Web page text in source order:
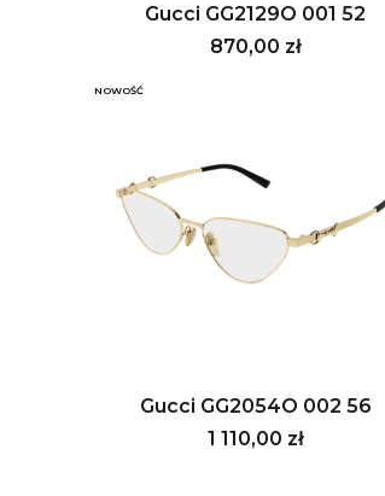
Gucci GG2129O 001 52
Cena
870,00 zł
NOWOŚĆ
Gucci GG2054O 002 56
Cena
1 110,00 zł